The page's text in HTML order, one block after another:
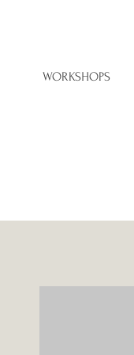
WORKSHOPS